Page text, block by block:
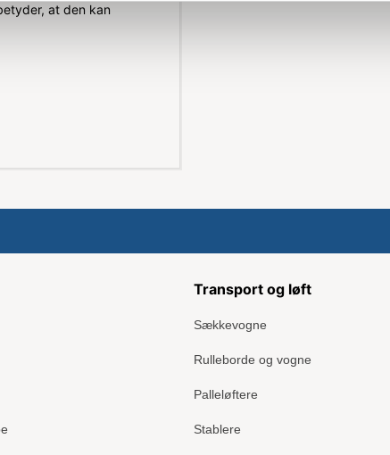
at den kan
Transport og løft
Sækkevogne
Rulleborde og vogne
Palleløftere
Stablere